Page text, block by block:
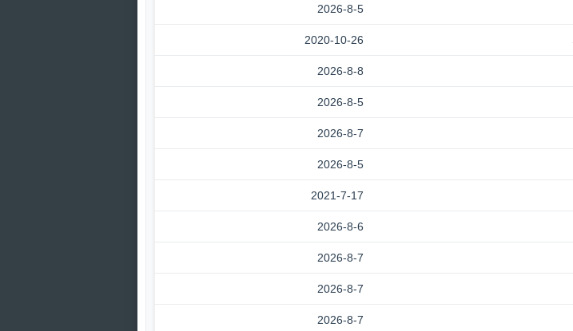
2026-8-5
2020-10-26
2026-8-8
2026-8-5
2026-8-7
2026-8-5
2021-7-17
2026-8-6
2026-8-7
2026-8-7
2026-8-7